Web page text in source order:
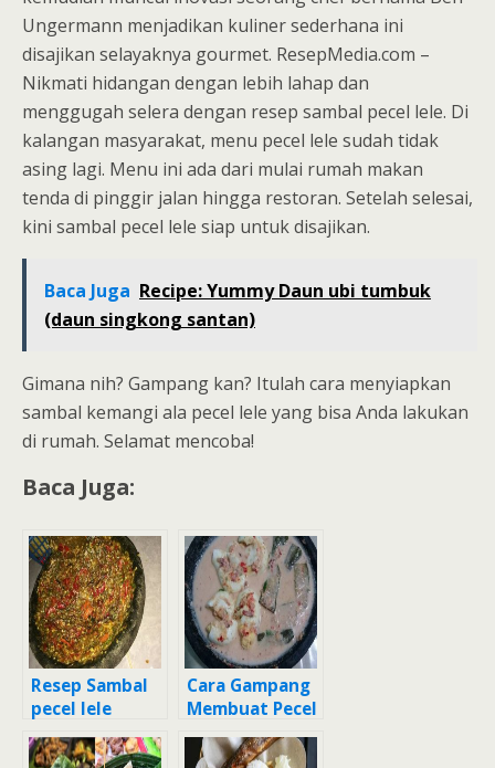
Ungermann menjadikan kuliner sederhana ini
disajikan selayaknya gourmet. ResepMedia.com –
Nikmati hidangan dengan lebih lahap dan
menggugah selera dengan resep sambal pecel lele. Di
kalangan masyarakat, menu pecel lele sudah tidak
asing lagi. Menu ini ada dari mulai rumah makan
tenda di pinggir jalan hingga restoran. Setelah selesai,
kini sambal pecel lele siap untuk disajikan.
Baca Juga Recipe: Yummy Daun ubi tumbuk
(daun singkong santan)
Gimana nih? Gampang kan? Itulah cara menyiapkan
sambal kemangi ala pecel lele yang bisa Anda lakukan
di rumah. Selamat mencoba!
Baca Juga:
Resep Sambal
pecel lele
(sambal ulek)
yang Lezat
Cara Gampang
Membuat Pecel
Santan Terong
Tempe, Enak